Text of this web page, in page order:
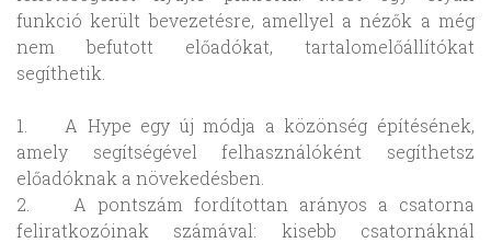
funkció került bevezetésre, amellyel a nézők a még
nem befutott előadókat, tartalomelőállítókat
segíthetik.
1. A Hype egy új módja a közönség építésének,
amely segítségével felhasználóként segíthetsz
előadóknak a növekedésben.
2. A pontszám fordítottan arányos a csatorna
feliratkozóinak számával: kisebb csatornáknál